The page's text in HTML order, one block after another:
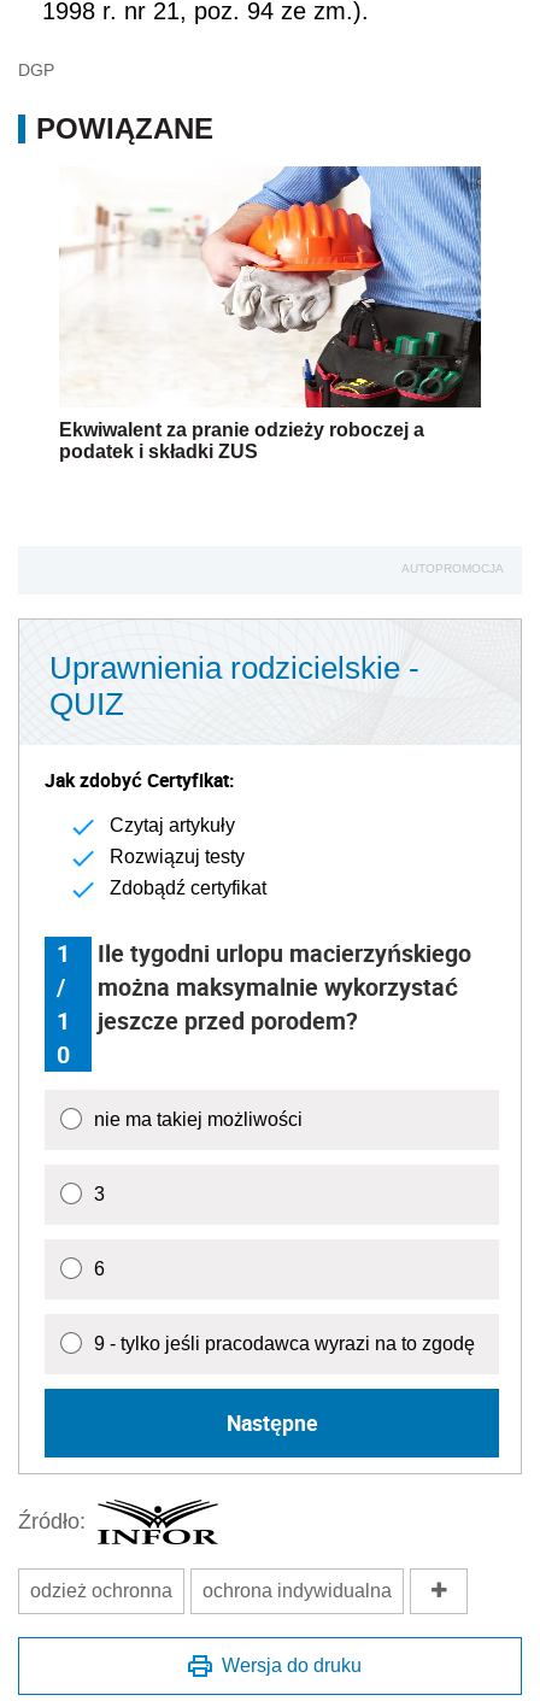
1998 r. nr 21, poz. 94 ze zm.).
DGP
POWIĄZANE
Ekwiwalent za pranie odzieży roboczej a
podatek i składki ZUS
AUTOPROMOCJA
Uprawnienia rodzicielskie -
QUIZ
Jak zdobyć Certyfikat:
Czytaj artykuły
Rozwiązuj testy
Zdobądź certyfikat
1
/
1
0
Ile tygodni urlopu macierzyńskiego
można maksymalnie wykorzystać
jeszcze przed porodem?
nie ma takiej możliwości
3
6
9 - tylko jeśli pracodawca wyrazi na to zgodę
Następne
Źródło:
odzież ochronna ochrona indywidualna
Wersja do druku